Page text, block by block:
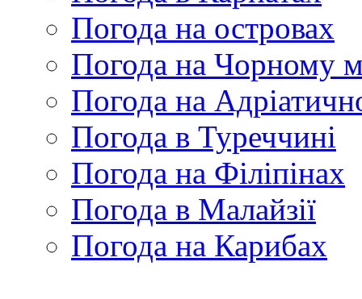
Погода на островах
Погода на Чорному
Погода на
Погода в Туреччині
Погода на Філіпінах
Погода в Малайзії
Погода на Карибах